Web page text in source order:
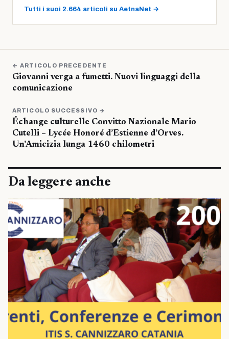
Tutti i suoi 2.664 articoli su AetnaNet →
← ARTICOLO PRECEDENTE
Giovanni verga a fumetti. Nuovi linguaggi della
comunicazione
ARTICOLO SUCCESSIVO →
Échange culturelle Convitto Nazionale Mario
Cutelli – Lycée Honoré d’Estienne d’Orves.
Un’Amicizia lunga 1460 chilometri
Da leggere anche